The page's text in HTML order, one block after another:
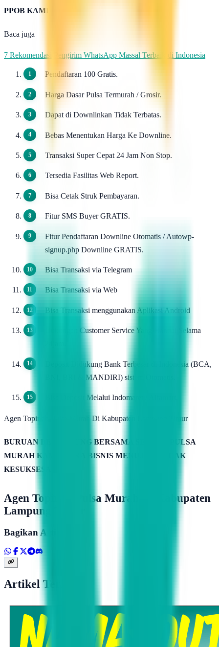
PPOB KAMI
Baca juga
7 Rekomendasi Pengirim WhatsApp Massal Terbaik di Indonesia
Pendaftaran 100 Gratis.
Harga Dasar Pulsa Termurah / Grosir.
Dapat di Downlinkan Tidak Terbatas.
Bebas Menentukan Harga Ke Downline.
Transaksi Super Cepat 24 Jam Non Stop.
Tersedia Fasilitas Web Report.
Bisa Cetak Struk Pembayaran.
Fitur SMS Buyer GRATIS.
Fitur Pendaftaran Downline Otomatis / Autowp-
signup.php Downline GRATIS.
Bisa Transaksi via Telegram
Bisa Transaksi via Web
Bisa Transaksi menggunakan Aplikasi Android
Dukungan Customer Service Yang Handal Selama
Deposit Didukung Bank Terbesar di Indonesia (BCA,
BNI, BRI & MANDIRI) sistem Otomatis.
Bisa Deposit Melalui Indomaret / Alfamart.
Agen Topindo Pulsa Murah Di Kabupaten Lampung Timur
BURUAN BERGABUNG BERSAMA SERVER PULSA
MURAH KAMIMITRA BISNIS MENUJU PUNCAK
KESUKSESAN
Agen Topindo Pulsa Murah Di Kabupaten
Lampung Timur
Bagikan Artikel
Artikel Terkait